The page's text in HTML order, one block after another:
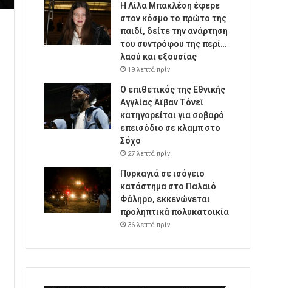
Η Λίλα Μπακλέση έφερε
στον κόσμο το πρώτο της
παιδί, δείτε την ανάρτηση
του συντρόφου της περί…
λαού και εξουσίας
19 λεπτά πρίν
Ο επιθετικός της Εθνικής
Αγγλίας Άϊβαν Τόνεϊ
κατηγορείται για σοβαρό
επεισόδιο σε κλαμπ στο
Σόχο
27 λεπτά πρίν
Πυρκαγιά σε ισόγειο
κατάστημα στο Παλαιό
Φάληρο, εκκενώνεται
προληπτικά πολυκατοικία
36 λεπτά πρίν